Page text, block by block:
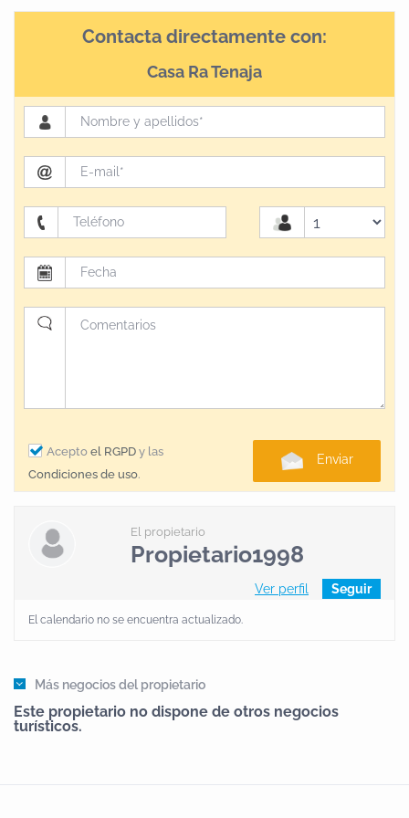
Contacta directamente con:
Casa Ra Tenaja
Acepto el RGPD y las
Condiciones de uso.
Enviar
El propietario
Propietario1998
Ver perfil Seguir
El calendario no se encuentra actualizado.
Más negocios del propietario
Este propietario no dispone de otros negocios
turísticos.